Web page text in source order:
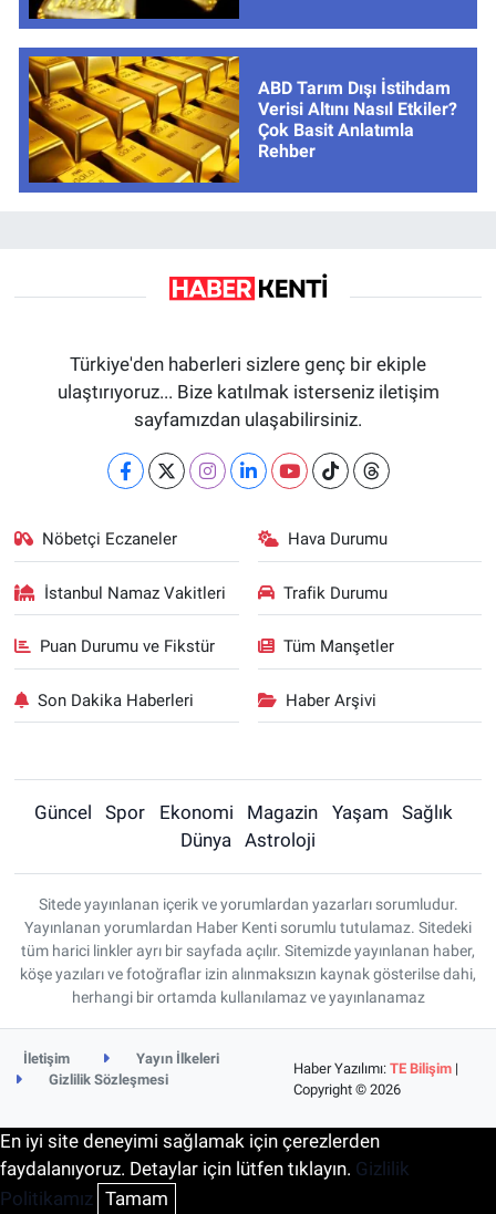
ABD Tarım Dışı İstihdam
Verisi Altını Nasıl Etkiler?
Çok Basit Anlatımla
Rehber
Türkiye'den haberleri sizlere genç bir ekiple
ulaştırıyoruz... Bize katılmak isterseniz iletişim
sayfamızdan ulaşabilirsiniz.
Nöbetçi Eczaneler Hava Durumu
İstanbul Namaz Vakitleri Trafik Durumu
Puan Durumu ve Fikstür Tüm Manşetler
Son Dakika Haberleri Haber Arşivi
Güncel Spor Ekonomi Magazin Yaşam
Sağlık
Dünya
Astroloji
Sitede yayınlanan içerik ve yorumlardan yazarları sorumludur.
Yayınlanan yorumlardan Haber Kenti sorumlu tutulamaz. Sitedeki
tüm harici linkler ayrı bir sayfada açılır. Sitemizde yayınlanan haber,
köşe yazıları ve fotoğraflar izin alınmaksızın kaynak gösterilse dahi,
herhangi bir ortamda kullanılamaz ve yayınlanamaz
İletişim
Yayın İlkeleri
Gizlilik Sözleşmesi
Haber Yazılımı:TE Bilişim |
Copyright © 2026
En iyi site deneyimi sağlamak için çerezlerden
faydalanıyoruz. Detaylar için lütfen tıklayın. Gizlilik
Politikamız Tamam